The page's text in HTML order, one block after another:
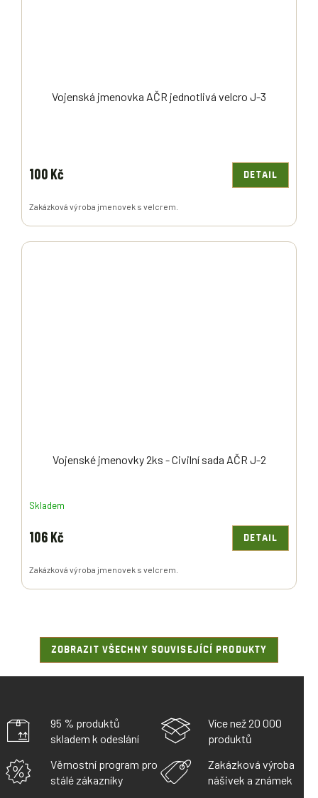
Vojenská jmenovka AČR jednotlivá velcro J-3
100 Kč DETAIL
Zakázková výroba jmenovek s velcrem.
Vojenské jmenovky 2ks - Civilní sada AČR J-2
Skladem
106 Kč DETAIL
Zakázková výroba jmenovek s velcrem.
ZOBRAZIT VŠECHNY SOUVISEJÍCÍ PRODUKTY
95 % produktů
skladem k odeslání
Více než 20 000
produktů
Věrnostní program pro
stálé zákazníky
Zakázková výroba
nášivek a známek